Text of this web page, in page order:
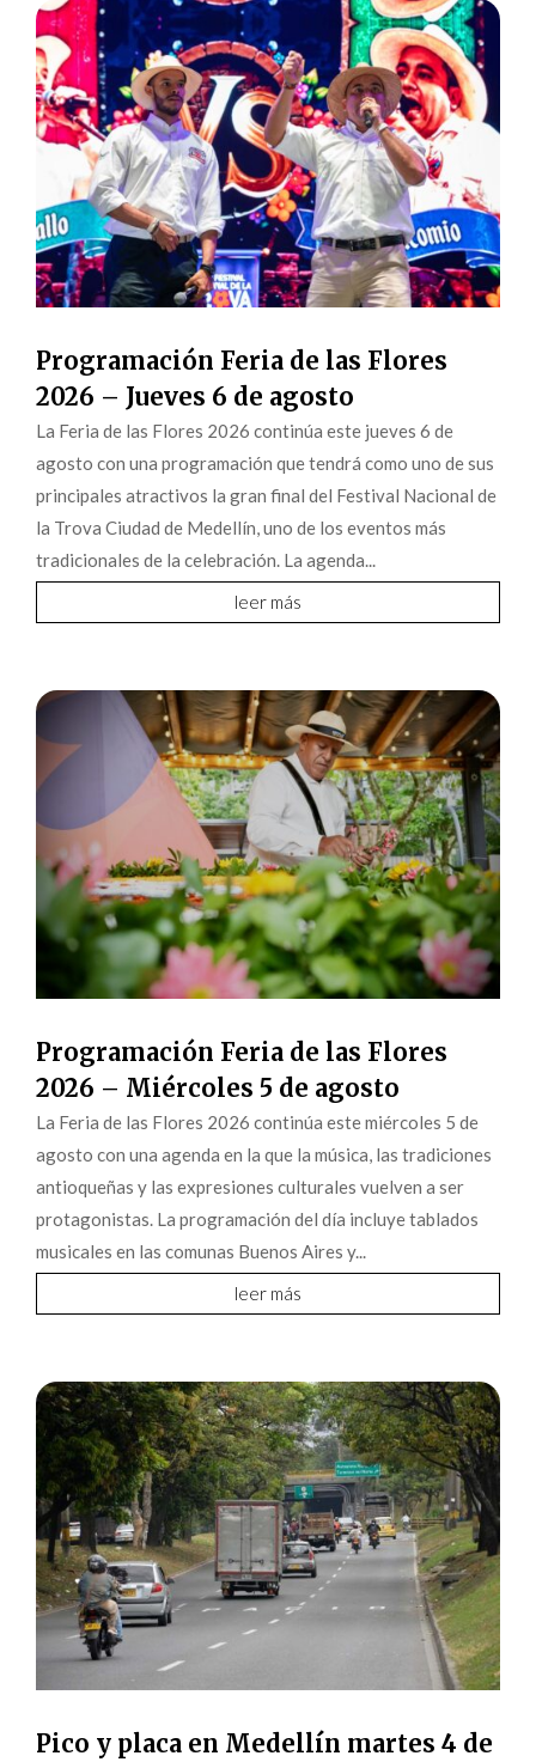
Programación Feria de las Flores
2026 – Jueves 6 de agosto
La Feria de las Flores 2026 continúa este jueves 6 de
agosto con una programación que tendrá como uno de sus
principales atractivos la gran final del Festival Nacional de
la Trova Ciudad de Medellín, uno de los eventos más
tradicionales de la celebración. La agenda...
leer más
Programación Feria de las Flores
2026 – Miércoles 5 de agosto
La Feria de las Flores 2026 continúa este miércoles 5 de
agosto con una agenda en la que la música, las tradiciones
antioqueñas y las expresiones culturales vuelven a ser
protagonistas. La programación del día incluye tablados
musicales en las comunas Buenos Aires y...
leer más
Pico y placa en Medellín martes 4 de